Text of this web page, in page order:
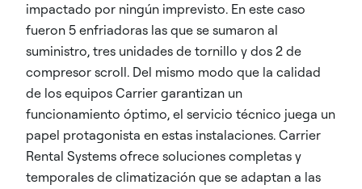
impactado por ningún imprevisto. En este caso
fueron 5 enfriadoras las que se sumaron al
suministro, tres unidades de tornillo y dos 2 de
compresor scroll. Del mismo modo que la calidad
de los equipos Carrier garantizan un
funcionamiento óptimo, el servicio técnico juega un
papel protagonista en estas instalaciones. Carrier
Rental Systems ofrece soluciones completas y
temporales de climatización que se adaptan a las